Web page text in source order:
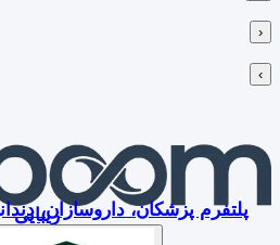
‹
›
پلتفرم پزشکان، داروسازان،زیبایی